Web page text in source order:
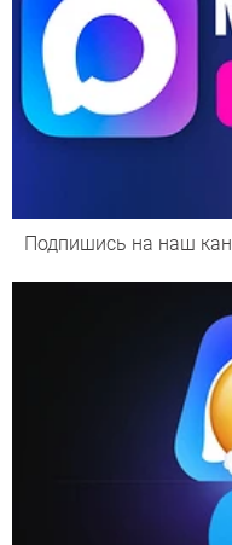
Подпишись на наш